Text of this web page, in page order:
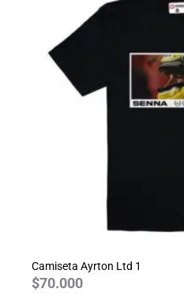
Camiseta Ayrton Ltd 1
$70.000